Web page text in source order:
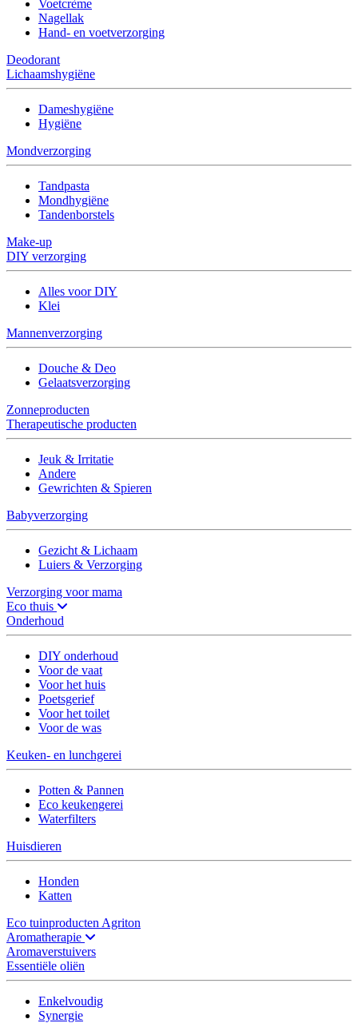
Voetcrème
Nagellak
Hand- en voetverzorging
Deodorant
Lichaamshygiëne
Dameshygiëne
Hygiëne
Mondverzorging
Tandpasta
Mondhygiëne
Tandenborstels
Make-up
DIY verzorging
Alles voor DIY
Klei
Mannenverzorging
Douche & Deo
Gelaatsverzorging
Zonneproducten
Therapeutische producten
Jeuk & Irritatie
Andere
Gewrichten & Spieren
Babyverzorging
Gezicht & Lichaam
Luiers & Verzorging
Verzorging voor mama
Eco thuis
Onderhoud
DIY onderhoud
Voor de vaat
Voor het huis
Poetsgerief
Voor het toilet
Voor de was
Keuken- en lunchgerei
Potten & Pannen
Eco keukengerei
Waterfilters
Huisdieren
Honden
Katten
Eco tuinproducten Agriton
Aromatherapie
Aromaverstuivers
Essentiële oliën
Enkelvoudig
Synergie